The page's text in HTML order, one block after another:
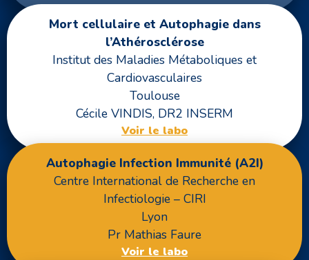
Mort cellulaire et Autophagie dans
l’Athérosclérose
Institut des Maladies Métaboliques et
Cardiovasculaires
Toulouse
Cécile VINDIS, DR2 INSERM
Voir le labo
Autophagie Infection Immunité (A2I)
Centre International de Recherche en
Infectiologie – CIRI
Lyon
Pr Mathias Faure
Voir le labo